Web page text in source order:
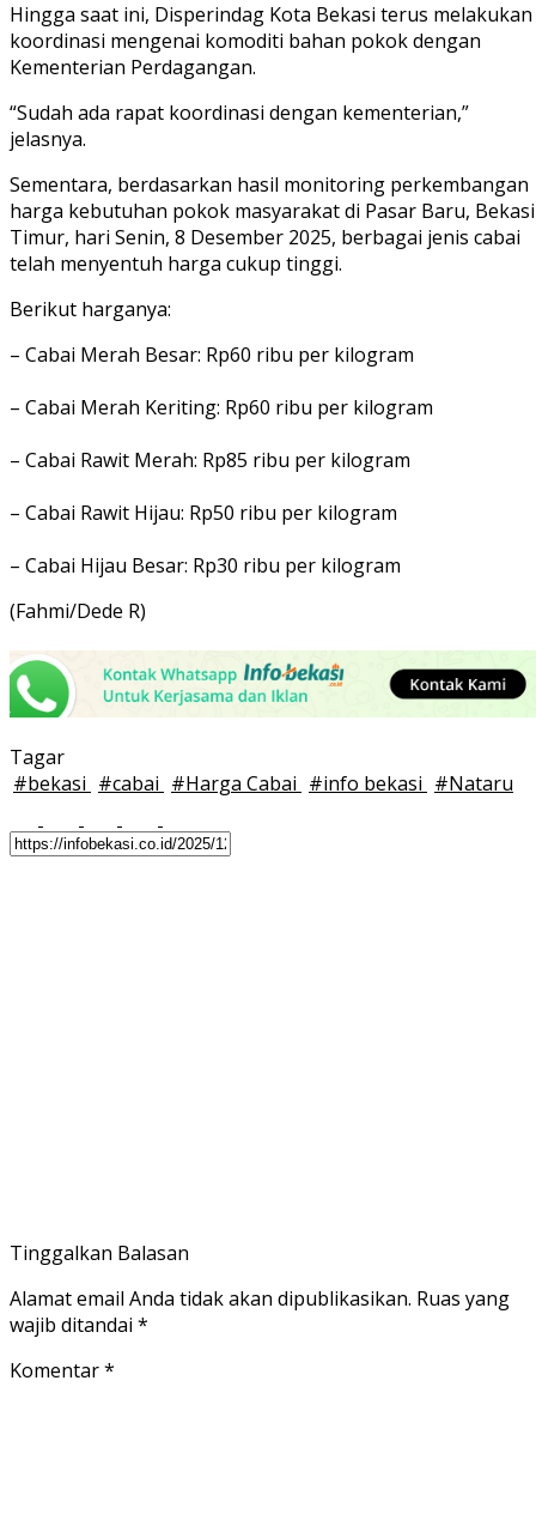
Hingga saat ini, Disperindag Kota Bekasi terus melakukan
koordinasi mengenai komoditi bahan pokok dengan
Kementerian Perdagangan.
“Sudah ada rapat koordinasi dengan kementerian,”
jelasnya.
Sementara, berdasarkan hasil monitoring perkembangan
harga kebutuhan pokok masyarakat di Pasar Baru, Bekasi
Timur, hari Senin, 8 Desember 2025, berbagai jenis cabai
telah menyentuh harga cukup tinggi.
Berikut harganya:
– Cabai Merah Besar: Rp60 ribu per kilogram
– Cabai Merah Keriting: Rp60 ribu per kilogram
– Cabai Rawit Merah: Rp85 ribu per kilogram
– Cabai Rawit Hijau: Rp50 ribu per kilogram
– Cabai Hijau Besar: Rp30 ribu per kilogram
(Fahmi/Dede R)
Tagar
#bekasi #cabai #Harga Cabai #info bekasi #Nataru
Tinggalkan Balasan
Alamat email Anda tidak akan dipublikasikan. Ruas yang
wajib ditandai *
Komentar*